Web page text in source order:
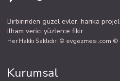
Birbirinden güzel evler, harika
ilham verici yüzlerce fikir...
Her Hakkı Saklıdır. © evgezmesi.com ©
Kurumsal